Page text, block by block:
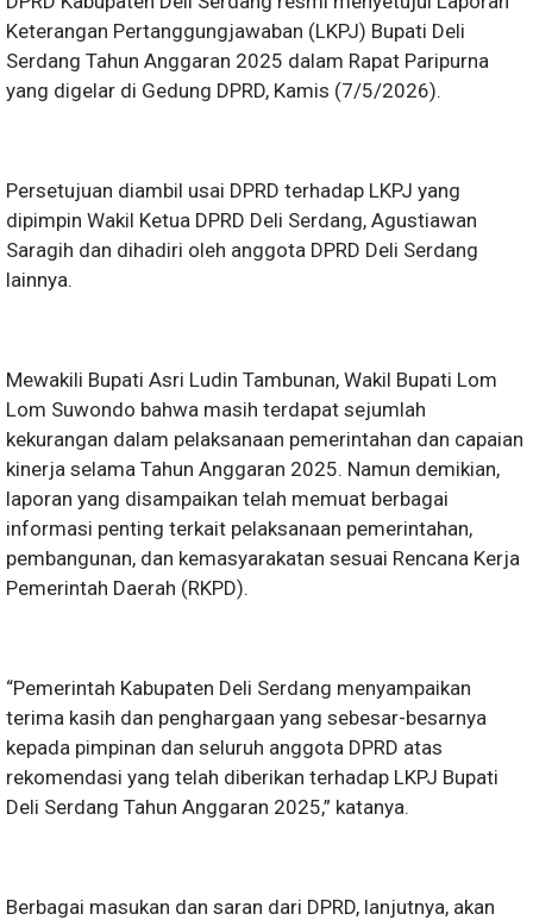
Keterangan Pertanggungjawaban (LKPJ) Bupati Deli
Serdang Tahun Anggaran 2025 dalam Rapat Paripurna
yang digelar di Gedung DPRD, Kamis (7/5/2026).
Persetujuan diambil usai DPRD terhadap LKPJ yang
dipimpin Wakil Ketua DPRD Deli Serdang, Agustiawan
Saragih dan dihadiri oleh anggota DPRD Deli Serdang
lainnya.
Mewakili Bupati Asri Ludin Tambunan, Wakil Bupati Lom
Lom Suwondo bahwa masih terdapat sejumlah
kekurangan dalam pelaksanaan pemerintahan dan capaian
kinerja selama Tahun Anggaran 2025. Namun demikian,
laporan yang disampaikan telah memuat berbagai
informasi penting terkait pelaksanaan pemerintahan,
pembangunan, dan kemasyarakatan sesuai Rencana Kerja
Pemerintah Daerah (RKPD).
“Pemerintah Kabupaten Deli Serdang menyampaikan
terima kasih dan penghargaan yang sebesar-besarnya
kepada pimpinan dan seluruh anggota DPRD atas
rekomendasi yang telah diberikan terhadap LKPJ Bupati
Deli Serdang Tahun Anggaran 2025,” katanya.
Berbagai masukan dan saran dari DPRD, lanjutnya, akan